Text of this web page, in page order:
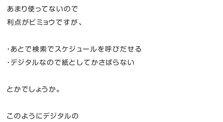
あまり使ってないので
利点がビミョウですが、
・あとで検索でスケジュールを呼びだせる
・デジタルなので紙としてかさばらない
とかでしょうか。
このようにデジタルの